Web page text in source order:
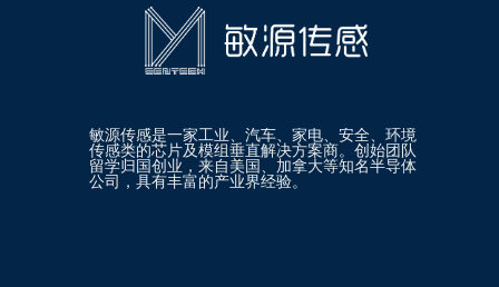
敏源传感是一家工业、汽车、家电、安全、环境
传感类的芯片及模组垂直解决方案商。创始团队
留学归国创业，来自美国、加拿大等知名半导体
公司，具有丰富的产业界经验。